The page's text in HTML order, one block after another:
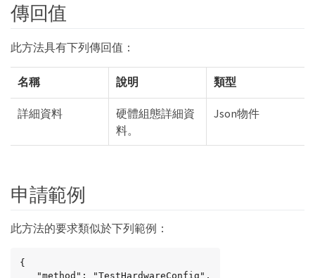
傳回值
此方法具有下列傳回值：
名稱 說明 類型
詳細資料
硬體組態詳細資
料。
Json物件
申請範例
此方法的要求類似於下列範例：
{